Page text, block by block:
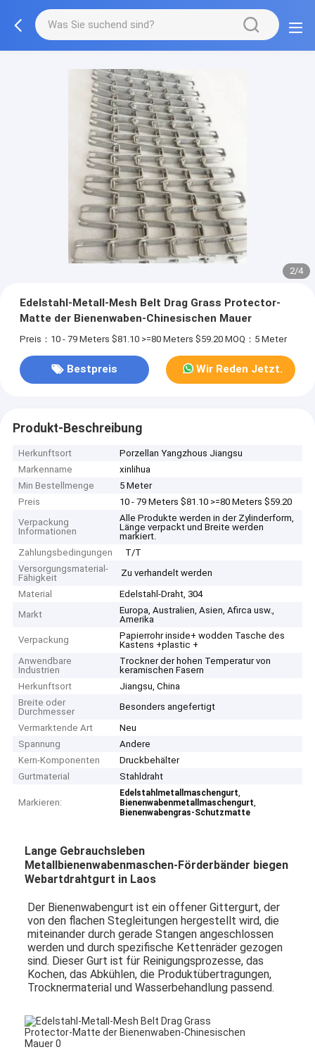
2/4
Edelstahl-Metall-Mesh Belt Drag Grass Protector-
Matte der Bienenwaben-Chinesischen Mauer
Preis：10 - 79 Meters $81.10 >=80 Meters $59.20 MOQ：5 Meter
Bestpreis Wir Reden Jetzt.
Produkt-Beschreibung
Herkunftsort
Porzellan Yangzhous Jiangsu
Markenname
xinlihua
Min Bestellmenge
5 Meter
Preis
10 - 79 Meters $81.10 >=80 Meters $59.20
Verpackung
Informationen
Alle Produkte werden in der Zylinderform,
Länge verpackt und Breite werden
markiert.
Zahlungsbedingungen
T/T
Versorgungsmaterial-
Fähigkeit
Zu verhandelt werden
Material
Edelstahl-Draht, 304
Markt
Europa, Australien, Asien, Afirca usw.,
Amerika
Verpackung
Papierrohr inside+ wodden Tasche des
Kastens +plastic +
Anwendbare
Industrien
Trockner der hohen Temperatur von
keramischen Fasern
Herkunftsort
Jiangsu, China
Breite oder
Durchmesser
Besonders angefertigt
Vermarktende Art
Neu
Spannung
Andere
Kern-Komponenten
Druckbehälter
Gurtmaterial
Stahldraht
Markieren:
Edelstahlmetallmaschengurt,
Bienenwabenmetallmaschengurt,
Bienenwabengras-Schutzmatte
Lange Gebrauchsleben
Metallbienenwabenmaschen-Förderbänder biegen
Webartdrahtgurt in Laos
Der Bienenwabengurt ist ein offener Gittergurt, der
von den flachen Stegleitungen hergestellt wird, die
miteinander durch gerade Stangen angeschlossen
werden und durch spezifische Kettenräder gezogen
sind. Dieser Gurt ist für Reinigungsprozesse, das
Kochen, das Abkühlen, die Produktübertragungen,
Trocknermaterial und Wasserbehandlung passend.